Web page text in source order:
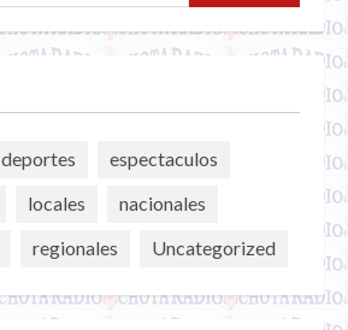
deportes
espectaculos
locales
nacionales
regionales Uncategorized